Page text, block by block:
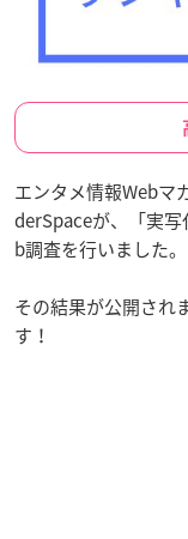
エンタメ情報Webマ
derSpaceが、「実
b調査を行いました。
その結果が公開され
す！